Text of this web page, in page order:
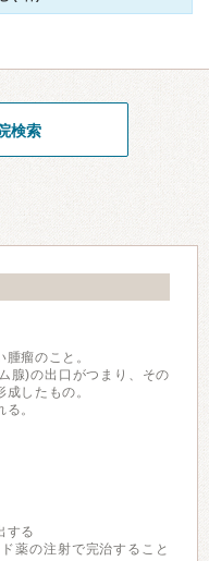
検索
瘤のこと。
腺)の出口がつまり、その
したもの。
。
する
薬の注射で完治すること